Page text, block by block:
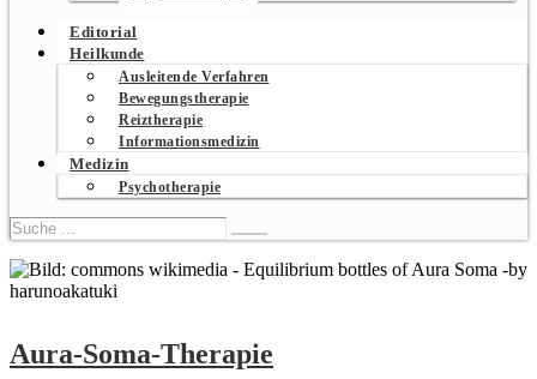
Editorial
Heilkunde
Ausleitende Verfahren
Bewegungstherapie
Reiztherapie
Informationsmedizin
Medizin
Psychotherapie
Aura-Soma-Therapie